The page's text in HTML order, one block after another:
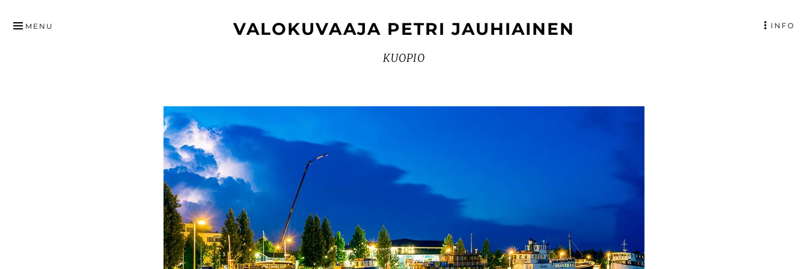
SISÄLTÖÖN
VALOKUVAAJA PETRI JAUHIAINEN
KUOPIO
MENU INFO